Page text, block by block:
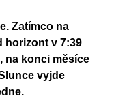
Zatímco na
horizont v 7:39
na konci měsíce
vyjde